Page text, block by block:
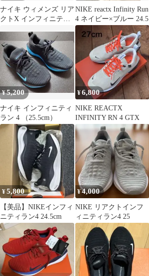
ナイキ ウィメンズ リア
クトX インフィニティ
NIKE reactx Infinity Run
4 ネイビー×ブルー 24.5
¥5,200
ナイキ インフィニティ
ラン 4 （25.5cm）
¥6,800
NIKE REACTX
INFINITY RN 4 GTX
¥5,800
【美品】NIKEインフィ
ニティラン4 24.5cm
¥4,000
NIKE リアクトインフ
ィニティラン4 25